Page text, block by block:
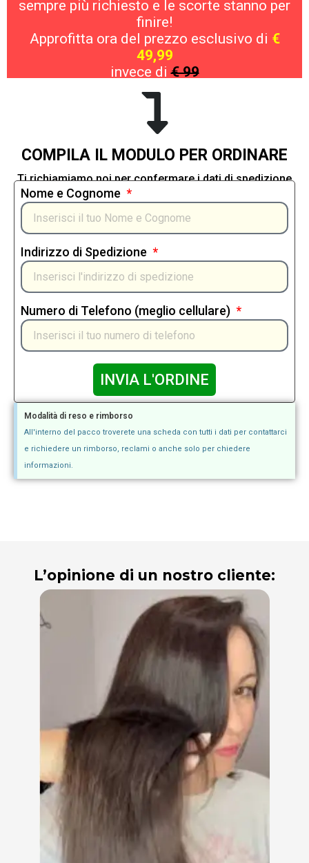
sempre più richiesto e le scorte stanno per
finire!
Approfitta ora del prezzo esclusivo di €
49,99
invece di€ 99
COMPILA IL MODULO PER ORDINARE
Ti richiamiamo noi per confermare i dati di spedizione
Nome e Cognome
Indirizzo di Spedizione
Numero di Telefono (meglio cellulare)
INVIA L'ORDINE
Modalità di reso e rimborso
All'interno del pacco troverete una scheda con tutti i dati per contattarci
e richiedere un rimborso, reclami o anche solo per chiedere
informazioni.
L’opinione di un nostro cliente: